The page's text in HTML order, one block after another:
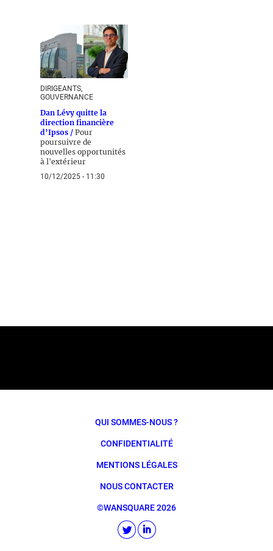
DIRIGEANTS,
GOUVERNANCE
Dan Lévy quitte la
direction financière
d’Ipsos / Pour
poursuivre de
nouvelles opportunités
à l'extérieur
10/12/2025 - 11:30
QUI SOMMES-NOUS ?
CONFIDENTIALITÉ
MENTIONS LÉGALES
NOUS CONTACTER
©WANSQUARE 2026